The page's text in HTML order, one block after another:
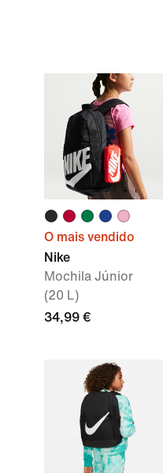
O mais vendido
Nike
Mochila Júnior
(20 L)
34,99 €